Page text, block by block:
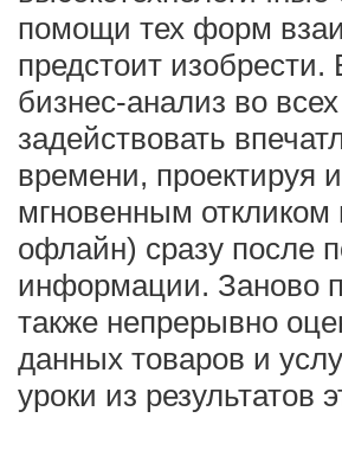
помощи тех форм
предстоит
бизнес-анализ во
задействовать
времени, проектируя
мгновенным
офлайн) сразу после
информации. Заново
также непрерывно
данных товаров и
уроки из результатов